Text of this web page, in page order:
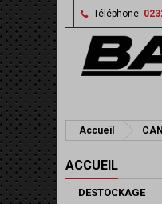
Téléphone:
Accueil
ACCUEIL
DESTOCKAGE